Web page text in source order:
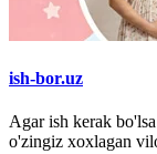
ish-bor.uz
Agar ish kerak
o'zingiz xoxlagan